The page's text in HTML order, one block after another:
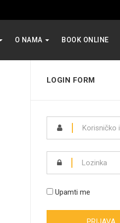
O NAMA BOOK ONLINE
LOGIN FORM
Upamti me